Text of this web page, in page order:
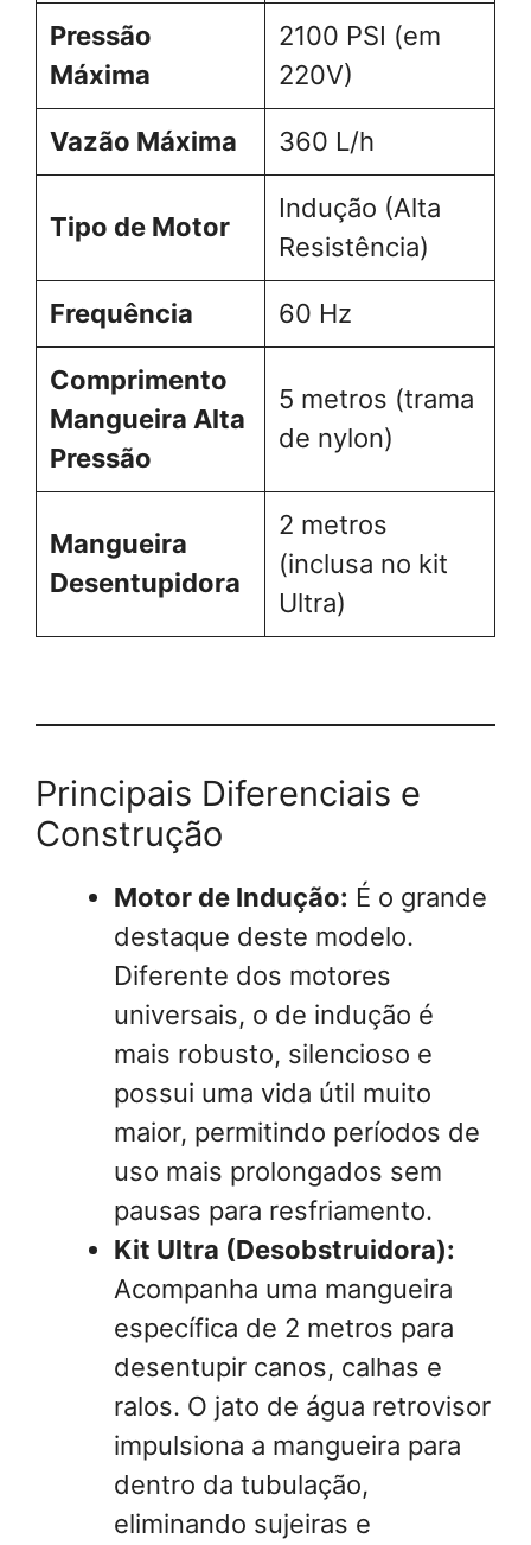
Pressão
Máxima
2100 PSI (em
220V)
Vazão Máxima 360 L/h
Tipo de Motor
Indução (Alta
Resistência)
Frequência 60 Hz
Comprimento
Mangueira Alta
Pressão
5 metros (trama
de nylon)
Mangueira
Desentupidora
2 metros
(inclusa no kit
Ultra)
Principais Diferenciais e
Construção
Motor de Indução: É o grande
destaque deste modelo.
Diferente dos motores
universais, o de indução é
mais robusto, silencioso e
possui uma vida útil muito
maior, permitindo períodos de
uso mais prolongados sem
pausas para resfriamento.
Kit Ultra (Desobstruidora):
Acompanha uma mangueira
específica de 2 metros para
desentupir canos, calhas e
ralos. O jato de água retrovisor
impulsiona a mangueira para
dentro da tubulação,
eliminando sujeiras e